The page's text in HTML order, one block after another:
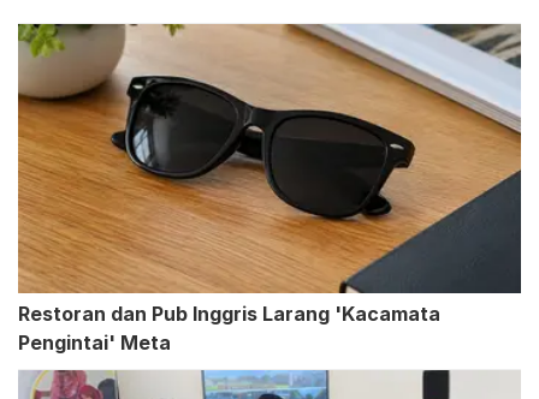
Restoran dan Pub Inggris Larang 'Kacamata
Pengintai' Meta